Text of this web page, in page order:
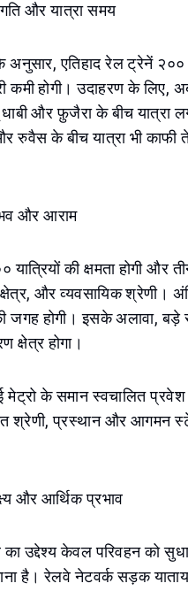
और यात्रा समय
अनुसार, एतिहाद रेल ट्रेनें
कमी होगी। उदाहरण के लिए,
और फ़ुजैरा के बीच यात्रा
रुवैस के बीच यात्रा भी
और आराम
यात्रियों की क्षमता होगी और
क्षेत्र, और व्यवसायिक
जगह होगी। इसके अलावा,
क्षेत्र होगा।
के समान स्वचालित
श्रेणी, प्रस्थान और आगमन
और आर्थिक प्रभाव
का उद्देश्य केवल परिवहन को
है। रेलवे नेटवर्क सड़क